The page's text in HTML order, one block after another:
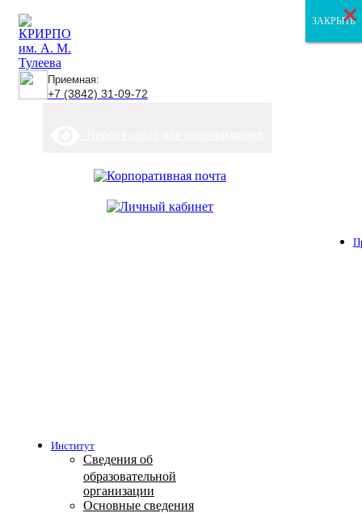
Приемная:
+7 (3842) 31-09-72
Институт
Сведения об
образовательной
организации
Основные сведения
ЗАКРЫТЬ
ЗАКРЫТЬ
ЗАКРЫТЬ
×
×
×